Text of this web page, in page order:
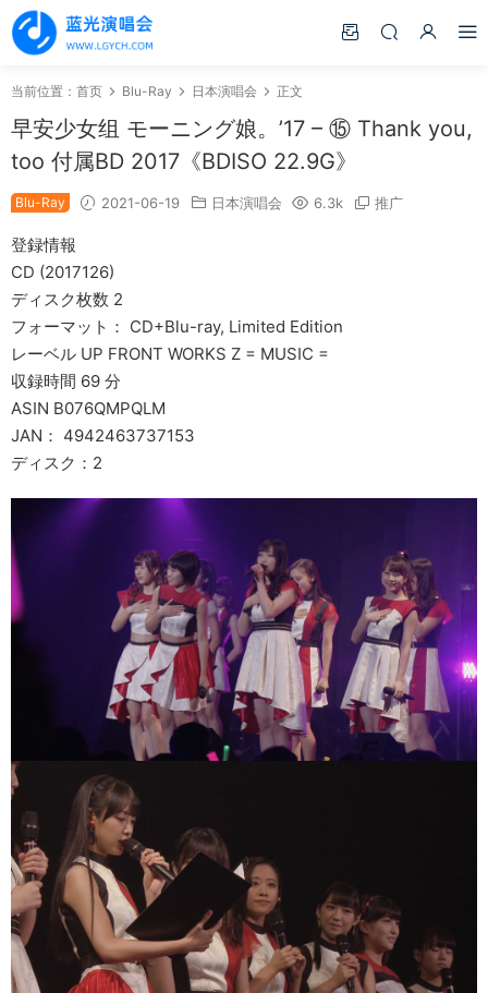
当前位置： 首页 Blu-Ray 日本演唱会 正文
早安少女组 モーニング娘。’17 – ⑮ Thank you,
too 付属BD 2017《BDISO 22.9G》
Blu-Ray 2021-06-19 日本演唱会 6.3k 推广
登録情報
CD (2017126)
ディスク枚数 2
フォーマット： CD+Blu-ray, Limited Edition
レーベル UP FRONT WORKS Z = MUSIC =
収録時間 69 分
ASIN B076QMPQLM
JAN： 4942463737153
ディスク：2